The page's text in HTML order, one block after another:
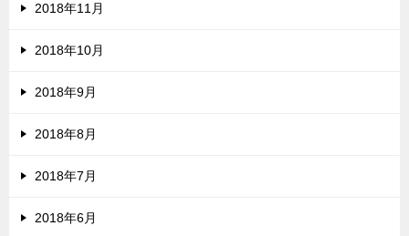
2018年11月
2018年10月
2018年9月
2018年8月
2018年7月
2018年6月